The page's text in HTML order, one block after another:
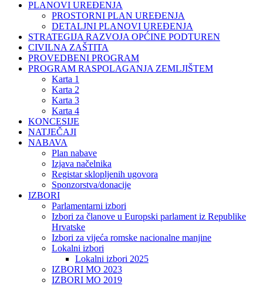
PLANOVI UREĐENJA
PROSTORNI PLAN UREĐENJA
DETALJNI PLANOVI UREĐENJA
STRATEGIJA RAZVOJA OPĆINE PODTUREN
CIVILNA ZAŠTITA
PROVEDBENI PROGRAM
PROGRAM RASPOLAGANJA ZEMLJIŠTEM
Karta 1
Karta 2
Karta 3
Karta 4
KONCESIJE
NATJEČAJI
NABAVA
Plan nabave
Izjava načelnika
Registar sklopljenih ugovora
Sponzorstva/donacije
IZBORI
Parlamentarni izbori
Izbori za članove u Europski parlament iz Republike
Hrvatske
Izbori za vijeća romske nacionalne manjine
Lokalni izbori
Lokalni izbori 2025
IZBORI MO 2023
IZBORI MO 2019